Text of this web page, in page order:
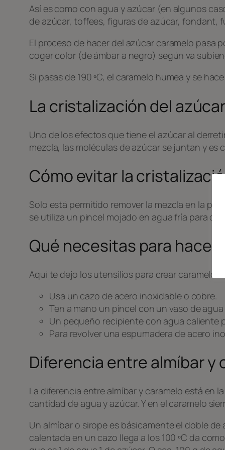
Así es como con agua y azúcar (en algunos
de azúcar, toffees, figuras de azúcar, fondant,
El proceso de hacer del azúcar caramelo pasa
coger color (de ámbar a negro) según va
Si pasas de 190 ºC, el caramelo humea y se
La cristalización del azúcar
Uno de los efectos que tiene el azúcar al
mezcla, las moléculas de azúcar se juntan y es
Cómo evitar la
Solo está permitido remover la mezcla en la
se utiliza un pincel mojado en agua fría para
Qué necesitas para hacer
Aquí te dejo los utensilios para crear caramelo o
Usa un cazo de acero inoxidable o cobre.
Ten a mano un pincel con un vaso de agua
Un pequeño recipiente con agua caliente
Para revolver una espumadera de acero
Diferencia entre almíbar y
La diferencia entre almíbar y caramelo está en
cantidad de agua y azúcar. Y en el caramelo
Un almíbar o sirope es básicamente el doble
calentada en un cazo llega a los 100 ºC da